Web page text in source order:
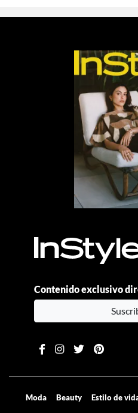
Contenido exclusivo
Moda Beauty Estilo de